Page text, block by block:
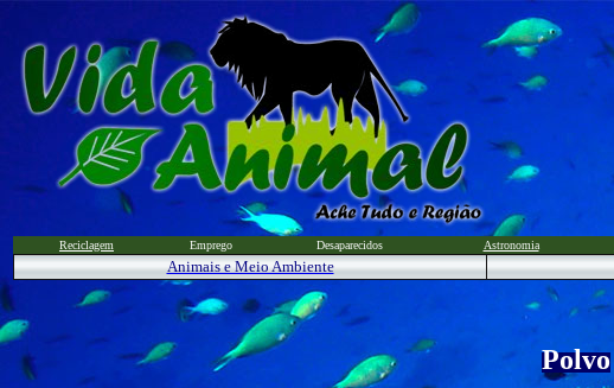
Reciclagem Emprego Desaparecidos Astronomia
Animais e Meio Ambiente
Polvo